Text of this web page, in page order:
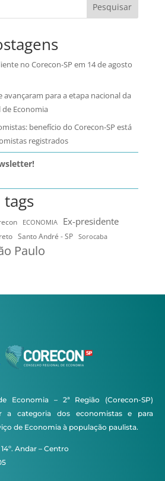
Pesquisar
no Corecon-SP em 14 de agosto
avançaram para a etapa nacional da
de Economia
benefício do Corecon-SP está
registrados
ECONOMIA Ex-presidente
Santo André - SP
Sorocaba
Paulo
Economia – 2ª Região (Corecon-SP)
a categoria dos economistas e para
de Economia à população paulista.
Andar – Centro